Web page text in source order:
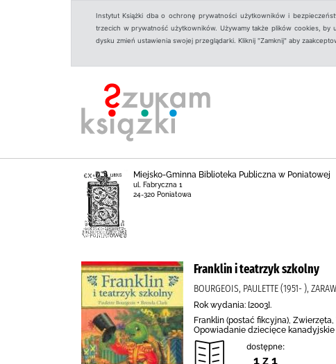
Instytut Książki dba o ochronę prywatności użytkowników i
trzecich w prywatność użytkowników. Używamy także plików cookies, by
dysku zmień ustawienia swojej przeglądarki. Kliknij "Zamknij" aby
Miejsko-Gminna Biblioteka Publiczna w Poniatowej
ul. Fabryczna 1
24-320 Poniatowa
Franklin i teatrzyk szkolny
BOURGEOIS, PAULETTE (1951- ),
Rok wydania: [2003].
Franklin (postać fikcyjna),
Opowiadanie dziecięce kanadyjskie
dostępne:
1 z 1